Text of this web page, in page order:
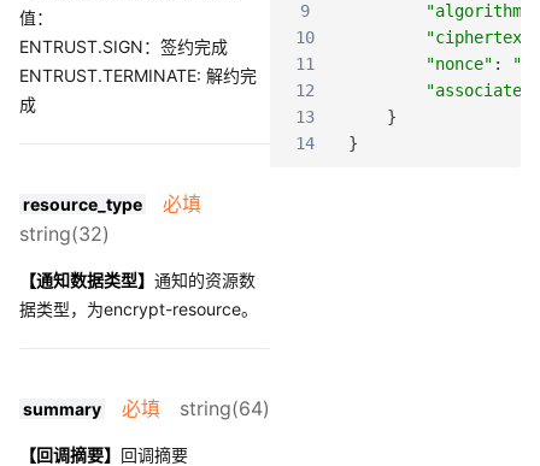
值：
ENTRUST.SIGN：签约完成
ENTRUST.TERMINATE: 解约完
成
resource_type
必填
string(32)
【通知数据类型】 通知的资源数
据类型，为encrypt-resource。
summary 必填 string(64)
【回调摘要】 回调摘要
9
"algorithm"
10
"ciphertext"
11
"nonce" :
12
13
}
14
}